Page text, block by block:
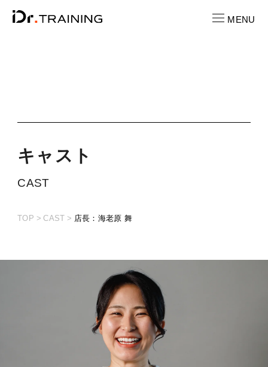
キ ャ ス ト
CAST
TOP CAST 店長：海老原 舞
PRICE
TRAINING
トレーニング
MENU